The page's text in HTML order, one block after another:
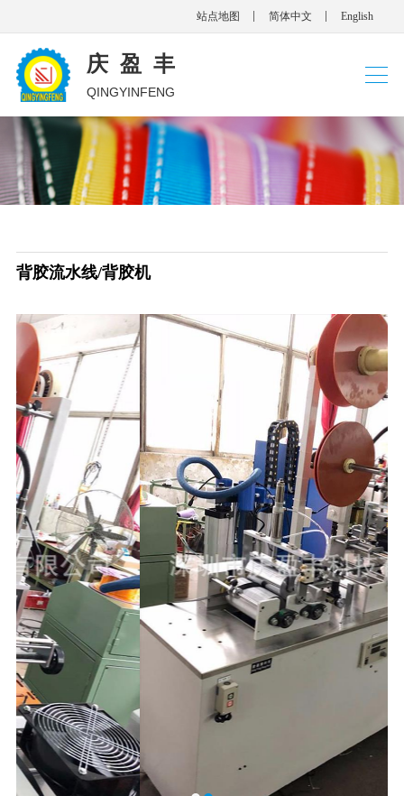
站点地图 简体中文 English
庆盈丰
QINGYINFENG
背胶流水线/背胶机